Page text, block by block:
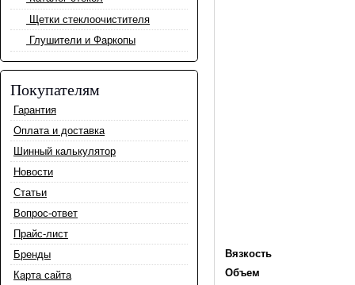
Щетки стеклоочистителя
Глушители и Фаркопы
Покупателям
Гарантия
Оплата и доставка
Шинный калькулятор
Новости
Статьи
Вопрос-ответ
Прайс-лист
Бренды
Карта сайта
Вязкость
Объем